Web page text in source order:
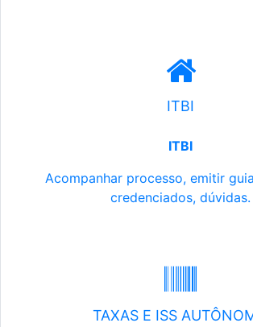
ITBI
ITBI
Acompanhar processo, emitir
credenciados, dúvidas.
TAXAS E ISS